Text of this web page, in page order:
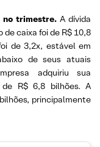
no trimestre.A dívida
caixa foi de R$ 10,8
de 3,2x, estável em
de seus atuais
adquiriu sua
R$ 6,8 bilhões. A
principalmente